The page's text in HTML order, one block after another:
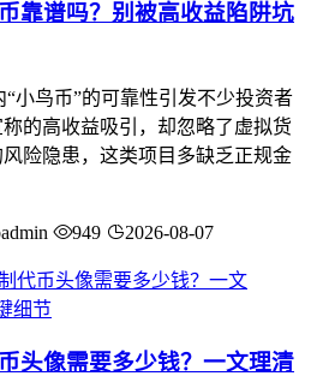
靠谱吗？别被高收益陷阱坑
小鸟币”的可靠性引发不少投资者
的高收益吸引，却忽略了虚拟货
险隐患，这类项目多缺乏正规金
949 2026-08-07
头像需要多少钱？一文理清